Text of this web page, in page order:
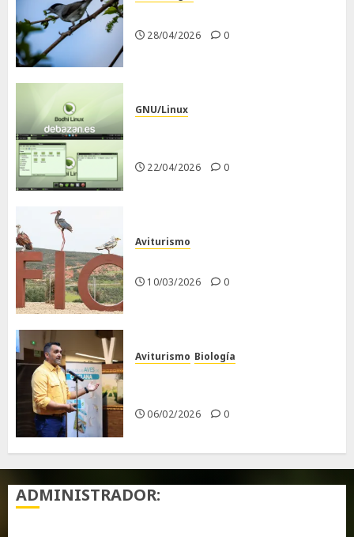
28/04/2026 0
GNU/Linux
22/04/2026 0
Aviturismo
10/03/2026 0
Aviturismo Biología
06/02/2026 0
ADMINISTRADOR: